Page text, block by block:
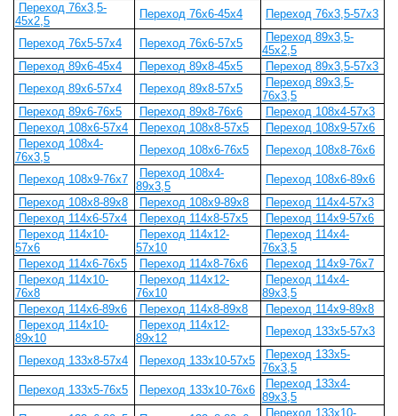
Переход 76х3,5-
45х2,5
Переход 76х6-45х4 Переход 76х3,5-57х3
Переход 76х5-57х4 Переход 76х6-57х5
Переход 89х3,5-
45х2,5
Переход 89х6-45х4
Переход 89х8-45х5
Переход 89х3,5-57х3
Переход 89х6-57х4
Переход 89х8-57х5
Переход 89х3,5-
76х3,5
Переход 89х6-76х5
Переход 89х8-76х6
Переход 108х4-57х3
Переход 108х6-57х4
Переход 108х8-57х5
Переход 108х9-57х6
Переход 108х4-
76х3,5
Переход 108х6-76х5 Переход 108х8-76х6
Переход 108х9-76х7
Переход 108х4-
89х3,5
Переход 108х6-89х6
Переход 108х8-89х8
Переход 108х9-89х8
Переход 114х4-57х3
Переход 114х6-57х4
Переход 114х8-57х5
Переход 114х9-57х6
Переход 114х10-
57х6
Переход 114х12-
57х10
Переход 114х4-
76х3,5
Переход 114х6-76х5
Переход 114х8-76х6
Переход 114х9-76х7
Переход 114х10-
76х8
Переход 114х12-
76х10
Переход 114х4-
89х3,5
Переход 114х6-89х6
Переход 114х8-89х8
Переход 114х9-89х8
Переход 114х10-
89х10
Переход 114х12-
89х12
Переход 133х5-57х3
Переход 133х8-57х4 Переход 133х10-57х5
Переход 133х5-
76х3,5
Переход 133х5-76х5
Переход 133х10-76х6
Переход 133х4-
89х3,5
Переход 133х10-